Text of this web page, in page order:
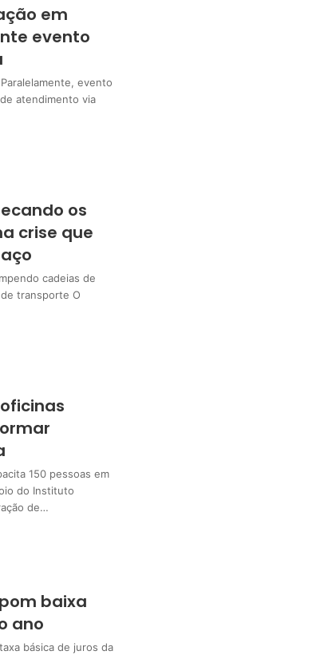
em
evento
evento
atendimento via
os
crise que
cadeias de
transporte O
150 pessoas em
do Instituto
de…
baixa
ano
básica de juros da